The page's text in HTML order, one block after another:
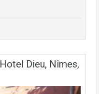
Dieu, Nîmes,